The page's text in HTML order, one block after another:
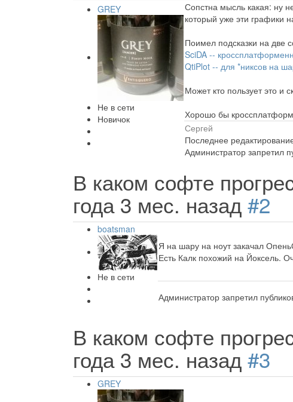
GREY
Не в сети
Новичок
Сопстна мысль какая: ну
который уже эти графики
Поимел подсказки на две
SciDA --
QtiPlot -- для *никсов на
Может кто пользует это и
Хорошо бы
Сергей
Последнее
Администратор запретил
В каком софте
года 3 мес. назад #2
boatsman
Не в сети
Я на шару на ноут закачал
Есть Калк похожий на Йоксель.
Администратор запретил
В каком софте
года 3 мес. назад #3
GREY